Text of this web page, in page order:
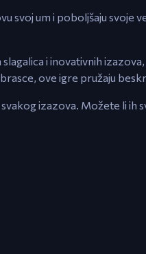
svoj um i poboljšaju
i inovativnih
ove igre pružaju
izazova. Možete li ih